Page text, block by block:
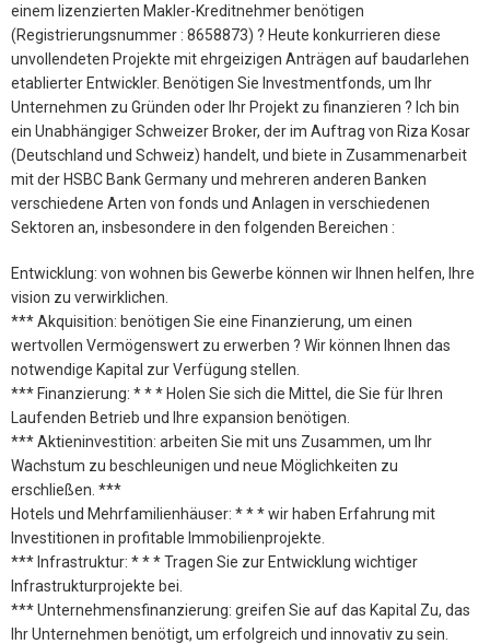
einem lizenzierten Makler-Kreditnehmer benötigen
(Registrierungsnummer : 8658873) ? Heute konkurrieren diese
unvollendeten Projekte mit ehrgeizigen Anträgen auf baudarlehen
etablierter Entwickler. Benötigen Sie Investmentfonds, um Ihr
Unternehmen zu Gründen oder Ihr Projekt zu finanzieren ? Ich bin
ein Unabhängiger Schweizer Broker, der im Auftrag von Riza Kosar
(Deutschland und Schweiz) handelt, und biete in Zusammenarbeit
mit der HSBC Bank Germany und mehreren anderen Banken
verschiedene Arten von fonds und Anlagen in verschiedenen
Sektoren an, insbesondere in den folgenden Bereichen :
Entwicklung: von wohnen bis Gewerbe können wir Ihnen helfen, Ihre
vision zu verwirklichen.
*** Akquisition: benötigen Sie eine Finanzierung, um einen
wertvollen Vermögenswert zu erwerben ? Wir können Ihnen das
notwendige Kapital zur Verfügung stellen.
*** Finanzierung: * * * Holen Sie sich die Mittel, die Sie für Ihren
Laufenden Betrieb und Ihre expansion benötigen.
*** Aktieninvestition: arbeiten Sie mit uns Zusammen, um Ihr
Wachstum zu beschleunigen und neue Möglichkeiten zu
erschließen. ***
Hotels und Mehrfamilienhäuser: * * * wir haben Erfahrung mit
Investitionen in profitable Immobilienprojekte.
*** Infrastruktur: * * * Tragen Sie zur Entwicklung wichtiger
Infrastrukturprojekte bei.
*** Unternehmensfinanzierung: greifen Sie auf das Kapital Zu, das
Ihr Unternehmen benötigt, um erfolgreich und innovativ zu sein.